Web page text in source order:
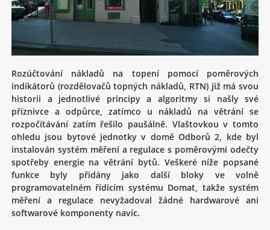
Rozúčtování nákladů na topení pomocí poměrových
indikátorů (rozdělovačů topných nákladů, RTN) již má svou
historii a jednotlivé principy a algoritmy si našly své
příznivce a odpůrce, zatímco u nákladů na větrání se
rozpočítávání zatím řešilo paušálně. Vlaštovkou v tomto
ohledu jsou bytové jednotky v domě Odborů 2, kde byl
instalován systém měření a regulace s poměrovými odečty
spotřeby energie na větrání bytů. Veškeré níže popsané
funkce byly přidány jako další bloky ve volně
programovatelném řídicím systému Domat, takže systém
měření a regulace nevyžadoval žádné hardwarové ani
softwarové komponenty navíc.